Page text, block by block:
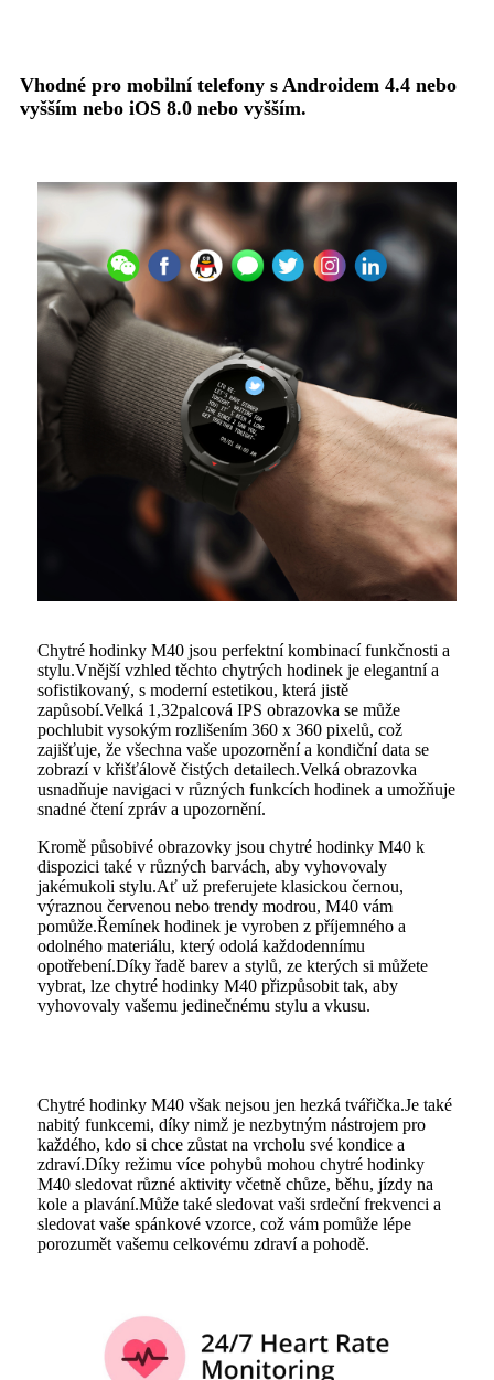
Vhodné pro mobilní telefony s Androidem 4.4 nebo
vyšším nebo iOS 8.0 nebo vyšším.
Chytré hodinky M40 jsou perfektní kombinací funkčnosti a
stylu.Vnější vzhled těchto chytrých hodinek je elegantní a
sofistikovaný, s moderní estetikou, která jistě
zapůsobí.Velká 1,32palcová IPS obrazovka se může
pochlubit vysokým rozlišením 360 x 360 pixelů, což
zajišťuje, že všechna vaše upozornění a kondiční data se
zobrazí v křišťálově čistých detailech.Velká obrazovka
usnadňuje navigaci v různých funkcích hodinek a umožňuje
snadné čtení zpráv a upozornění.
Kromě působivé obrazovky jsou chytré hodinky M40 k
dispozici také v různých barvách, aby vyhovovaly
jakémukoli stylu.Ať už preferujete klasickou černou,
výraznou červenou nebo trendy modrou, M40 vám
pomůže.Řemínek hodinek je vyroben z příjemného a
odolného materiálu, který odolá každodennímu
opotřebení.Díky řadě barev a stylů, ze kterých si můžete
vybrat, lze chytré hodinky M40 přizpůsobit tak, aby
vyhovovaly vašemu jedinečnému stylu a vkusu.
Chytré hodinky M40 však nejsou jen hezká tvářička.Je také
nabitý funkcemi, díky nimž je nezbytným nástrojem pro
každého, kdo si chce zůstat na vrcholu své kondice a
zdraví.Díky režimu více pohybů mohou chytré hodinky
M40 sledovat různé aktivity včetně chůze, běhu, jízdy na
kole a plavání.Může také sledovat vaši srdeční frekvenci a
sledovat vaše spánkové vzorce, což vám pomůže lépe
porozumět vašemu celkovému zdraví a pohodě.